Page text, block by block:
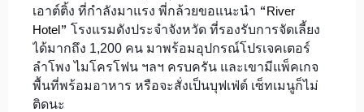
เอาต์ติ้ง ที่กำลังมาแรง พี่กล้วยขอแนะนำ “ River
Hotel ” โรงแรมดังประจำจังหวัด ที่รองรับการจัดเลี้ยง
ได้มากถึง 1,200 คน มาพร้อมอุปกรณ์โปรเจคเตอร์
ลำโพง ไมโครโฟน ฯลฯ ครบครัน และเขามีแพ็คเกจ
พื้นที่พร้อมอาหาร หรือจะสั่งเป็นบุฟเฟ่ต์ เซ็ทเมนูก็ไม่
ติดนะ